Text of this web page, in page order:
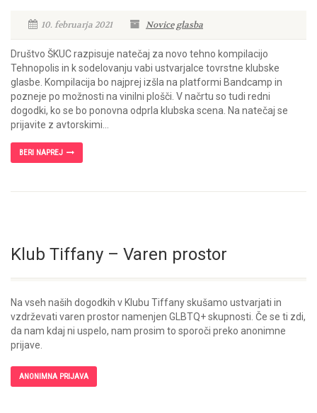
10. februarja 2021 Novice glasba
Društvo ŠKUC razpisuje natečaj za novo tehno kompilacijo
Tehnopolis in k sodelovanju vabi ustvarjalce tovrstne klubske
glasbe. Kompilacija bo najprej izšla na platformi Bandcamp in
pozneje po možnosti na vinilni plošči. V načrtu so tudi redni
dogodki, ko se bo ponovna odprla klubska scena. Na natečaj se
prijavite z avtorskimi...
BERI NAPREJ
Klub Tiffany – Varen prostor
Na vseh naših dogodkih v Klubu Tiffany skušamo ustvarjati in
vzdrževati varen prostor namenjen GLBTQ+ skupnosti. Če se ti zdi,
da nam kdaj ni uspelo, nam prosim to sporoči preko anonimne
prijave.
ANONIMNA PRIJAVA